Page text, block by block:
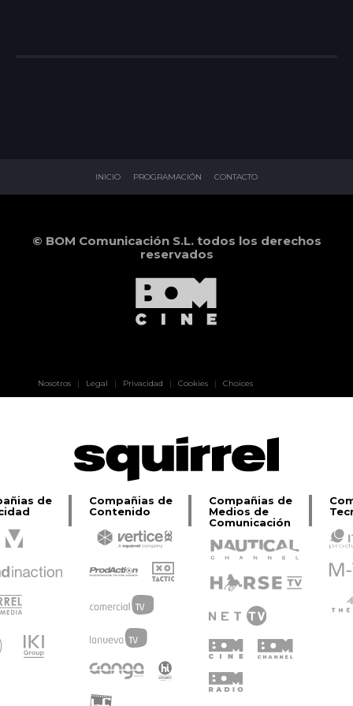
INICIO PROGRAMACIÓN CONTACTO
© BOM Comunicación S.L. todos los derechos
reservados
Nosotros | Legal | Privacidad | Cookies | Choices
de
Compañias de
Contenido
Compañias de
Medios de
Comunicación